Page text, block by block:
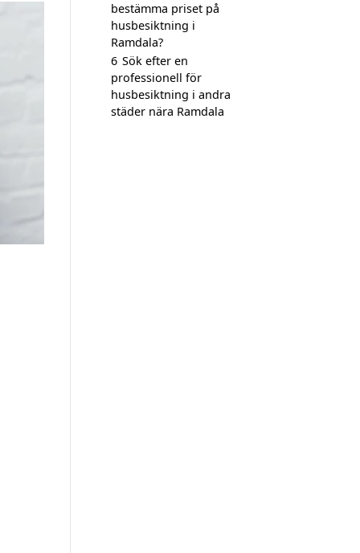
bestämma priset på
husbesiktning i
Ramdala?
6 Sök efter en
professionell för
husbesiktning i andra
städer nära Ramdala